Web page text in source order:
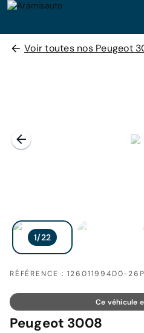
Voir toutes nos Peugeot
RÉFÉRENCE : 126011994D0-
Ce véhicule
Peugeot 3008